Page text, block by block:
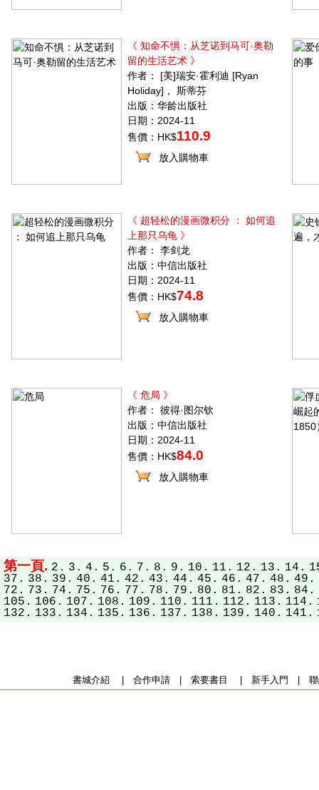
《 知命不惧：从芝诺到马可·奥勒
留的生活艺术 》
作者： [美]瑞安·霍利迪 [Ryan
Holiday]， 斯蒂芬
出版：华龄出版社
日期：2024-11
售價：HK$110.9
放入購物車
《 超轻松的漫画微积分 ： 如何追
上那只乌龟 》
作者： 李剑龙
出版：中信出版社
日期：2024-11
售價：HK$74.8
放入購物車
《 危局 》
作者： 彼得·图尔钦
出版：中信出版社
日期：2024-11
售價：HK$84.0
放入購物車
第一頁. 2. 3. 4. 5. 6. 7. 8. 9. 10. 11. 12. 13. 14.
37. 38. 39. 40. 41. 42. 43. 44. 45. 46. 47. 48. 49.
72. 73. 74. 75. 76. 77. 78. 79. 80. 81. 82. 83. 84.
105. 106. 107. 108. 109. 110. 111. 112. 113. 114.
132. 133. 134. 135. 136. 137. 138. 139. 140. 141.
書城介紹 合作申請| 索要書目 新手入門